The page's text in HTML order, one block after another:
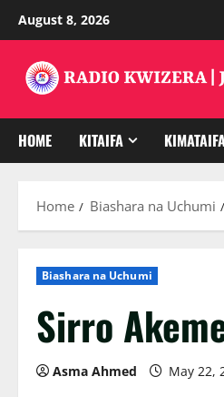
August 8, 2026
HOME KITAIFA
Home Biashara na Uchumi
Biashara na Uchumi
Sirro
Asma Ahmed May 22,